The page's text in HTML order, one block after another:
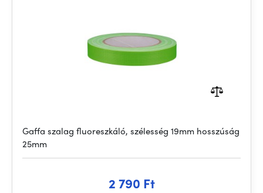
Gaffa szalag fluoreszkáló, szélesség 19mm hosszúság
25mm
2 790 Ft